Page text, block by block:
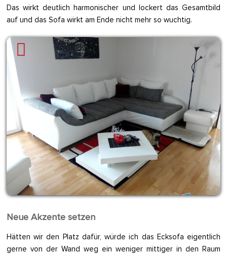
Das wirkt deutlich harmonischer und lockert das Gesamtbild
auf und das Sofa wirkt am Ende nicht mehr so wuchtig.
Neue Akzente setzen
Hätten wir den Platz dafür, würde ich das Ecksofa eigentlich
gerne von der Wand weg ein weniger mittiger in den Raum